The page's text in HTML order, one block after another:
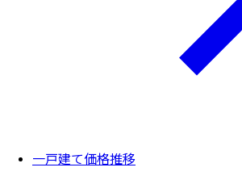
一戸建て価格推移